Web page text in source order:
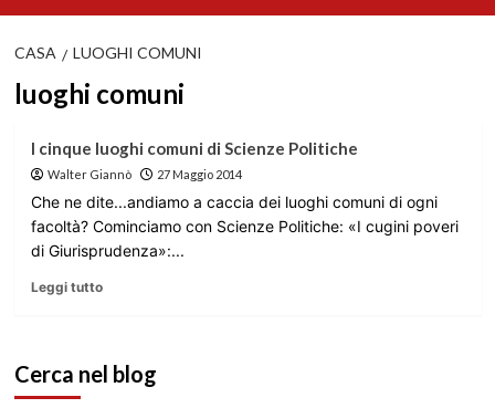
CASA LUOGHI COMUNI
luoghi comuni
I cinque luoghi comuni di Scienze Politiche
Walter Giannò 27 Maggio 2014
Che ne dite...andiamo a caccia dei luoghi comuni di ogni
facoltà? Cominciamo con Scienze Politiche: «I cugini poveri
di Giurisprudenza»:...
Leggi tutto
Cerca nel blog